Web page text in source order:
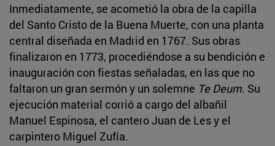
Inmediatamente, se acometió la obra de la capilla
del Santo Cristo de la Buena Muerte, con una planta
central diseñada en Madrid en 1767. Sus obras
finalizaron en 1773, procediéndose a su bendición e
inauguración con fiestas señaladas, en las que no
faltaron un gran sermón y un solemne Te Deum. Su
ejecución material corrió a cargo del albañil
Manuel Espinosa, el cantero Juan de Les y el
carpintero Miguel Zufía.